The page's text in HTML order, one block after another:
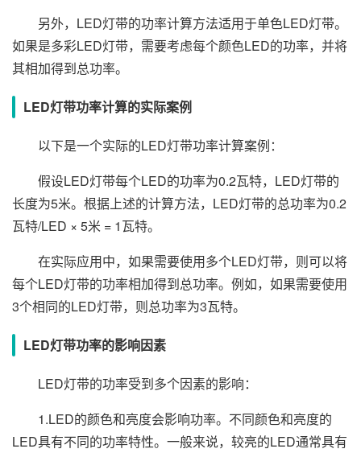
另外，LED灯带的功率计算方法适用于单色LED灯带。
如果是多彩LED灯带，需要考虑每个颜色LED的功率，并将
其相加得到总功率。
LED灯带功率计算的实际案例
以下是一个实际的LED灯带功率计算案例：
假设LED灯带每个LED的功率为0.2瓦特，LED灯带的
长度为5米。根据上述的计算方法，LED灯带的总功率为0.2
瓦特/LED × 5米 = 1瓦特。
在实际应用中，如果需要使用多个LED灯带，则可以将
每个LED灯带的功率相加得到总功率。例如，如果需要使用
3个相同的LED灯带，则总功率为3瓦特。
LED灯带功率的影响因素
LED灯带的功率受到多个因素的影响：
1.LED的颜色和亮度会影响功率。不同颜色和亮度的
LED具有不同的功率特性。一般来说，较亮的LED通常具有